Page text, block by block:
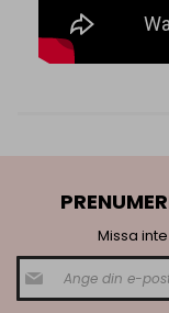
Missa
i